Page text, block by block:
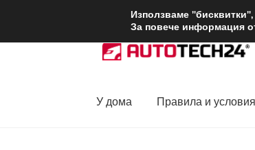
Skip
to
Skip
to
У дома Правила и условия
Използваме
За повече информация